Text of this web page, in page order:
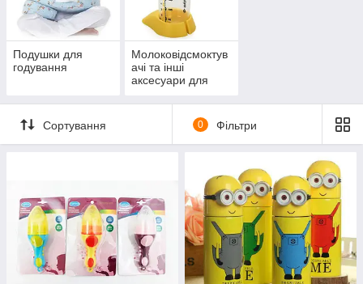
Подушки для
годування
Молоковідсмоктув
ачі та інші
аксесуари для
Сортування 0 Фільтри